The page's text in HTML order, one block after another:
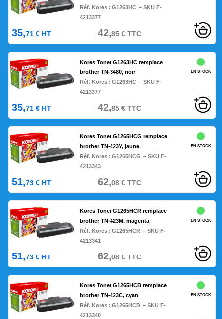
Réf. Kores : G1263HC – SKU F-
4213377
35,71 € HT 42,85€TTC
Kores Toner G1263HC remplace
brother TN-3480, noir
Réf. Kores : G1263HC – SKU F-
4213377
EN STOCK
35,71 € HT 42,85€TTC
Kores Toner G1265HCG remplace
brother TN-423Y, jaune
Réf. Kores : G1265HCG – SKU F-
4213343
EN STOCK
51,73 € HT 62,08€TTC
Kores Toner G1265HCR remplace
brother TN-423M, magenta
Réf. Kores : G1265HCR – SKU F-
4213341
EN STOCK
51,73 € HT 62,08€TTC
Kores Toner G1265HCB remplace
brother TN-423C, cyan
Réf. Kores : G1265HCB – SKU F-
4213340
EN STOCK